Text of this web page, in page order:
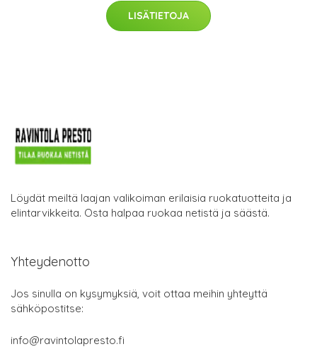
LISÄTIETOJA
Löydät meiltä laajan valikoiman erilaisia ruokatuotteita ja
elintarvikkeita. Osta halpaa ruokaa netistä ja säästä.
Yhteydenotto
Jos sinulla on kysymyksiä, voit ottaa meihin yhteyttä
sähköpostitse:
info@ravintolapresto.fi